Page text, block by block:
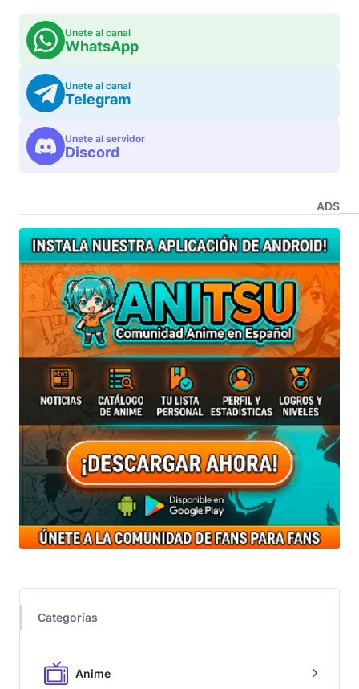
Unete al canal
WhatsApp
Unete al canal
Telegram
Unete al servidor
Discord
ADS
Categorías
Anime